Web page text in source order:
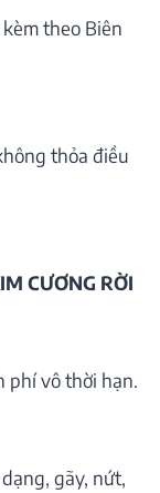
theo Biên
thỏa điều
CƯƠNG RỜI
phí vô thời hạn.
gãy, nứt,